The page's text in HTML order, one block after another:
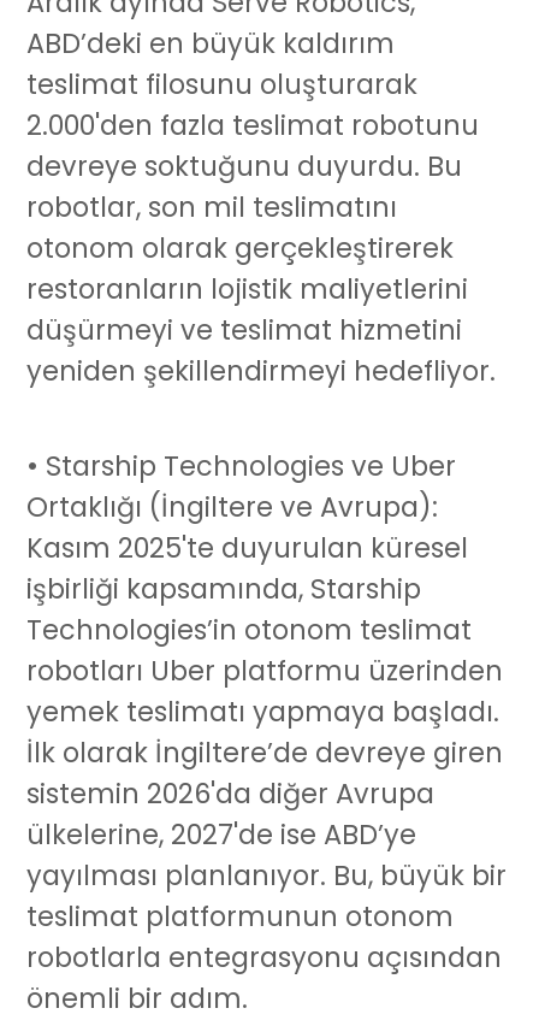
ABD’deki en büyük kaldırım
teslimat filosunu oluşturarak
2.000'den fazla teslimat robotunu
devreye soktuğunu duyurdu. Bu
robotlar, son mil teslimatını
otonom olarak gerçekleştirerek
restoranların lojistik maliyetlerini
düşürmeyi ve teslimat hizmetini
yeniden şekillendirmeyi hedefliyor.
• Starship Technologies ve Uber
Ortaklığı (İngiltere ve Avrupa):
Kasım 2025'te duyurulan küresel
işbirliği kapsamında, Starship
Technologies’in otonom teslimat
robotları Uber platformu üzerinden
yemek teslimatı yapmaya başladı.
İlk olarak İngiltere’de devreye giren
sistemin 2026'da diğer Avrupa
ülkelerine, 2027'de ise ABD’ye
yayılması planlanıyor. Bu, büyük bir
teslimat platformunun otonom
robotlarla entegrasyonu açısından
önemli bir adım.